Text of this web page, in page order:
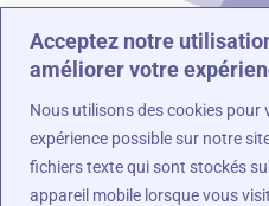
Acceptez notre
améliorer votre
Nous utilisons des cookies pour
expérience possible sur notre
fichiers texte qui sont stockés
appareil mobile lorsque vous
Nous